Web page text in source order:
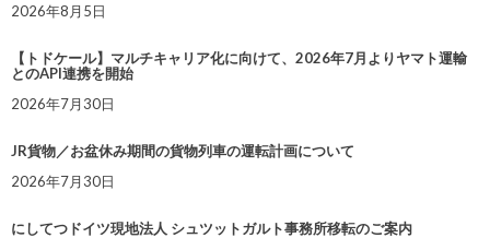
2026年8月5日
【トドケール】マルチキャリア化に向けて、2026年7月よりヤマト運輸
とのAPI連携を開始
2026年7月30日
JR貨物／お盆休み期間の貨物列車の運転計画について
2026年7月30日
にしてつドイツ現地法人 シュツットガルト事務所移転のご案内